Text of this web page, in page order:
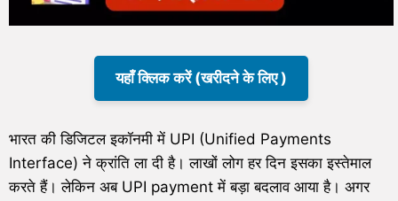
यहाँ क्लिक करें (खरीदने के लिए )
भारत की डिजिटल इकॉनमी में UPI (Unified Payments
Interface) ने क्रांति ला दी है। लाखों लोग हर दिन इसका इस्तेमाल
करते हैं। लेकिन अब UPI payment में बड़ा बदलाव आया है। अगर